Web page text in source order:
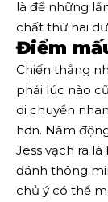
là để những
chất thứ hai
Điểm
Chiến thắng
phải lúc nào
di chuyển
hơn. Năm
Jess vạch ra
đánh thông
chủ ý có thể